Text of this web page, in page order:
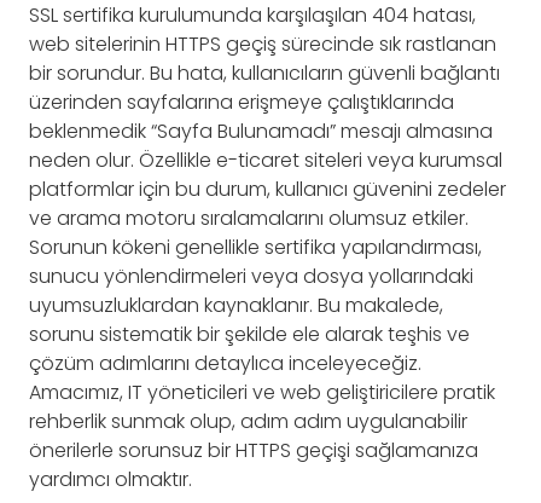
SSL sertifika kurulumunda karşılaşılan 404 hatası,
web sitelerinin HTTPS geçiş sürecinde sık rastlanan
bir sorundur. Bu hata, kullanıcıların güvenli bağlantı
üzerinden sayfalarına erişmeye çalıştıklarında
beklenmedik “Sayfa Bulunamadı” mesajı almasına
neden olur. Özellikle e-ticaret siteleri veya kurumsal
platformlar için bu durum, kullanıcı güvenini zedeler
ve arama motoru sıralamalarını olumsuz etkiler.
Sorunun kökeni genellikle sertifika yapılandırması,
sunucu yönlendirmeleri veya dosya yollarındaki
uyumsuzluklardan kaynaklanır. Bu makalede,
sorunu sistematik bir şekilde ele alarak teşhis ve
çözüm adımlarını detaylıca inceleyeceğiz.
Amacımız, IT yöneticileri ve web geliştiricilere pratik
rehberlik sunmak olup, adım adım uygulanabilir
önerilerle sorunsuz bir HTTPS geçişi sağlamanıza
yardımcı olmaktır.